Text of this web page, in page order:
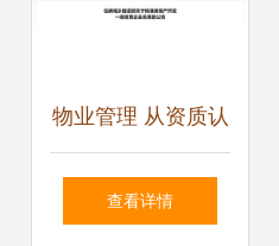
物业管理 从资质认
证到服务质量的新
查看详情